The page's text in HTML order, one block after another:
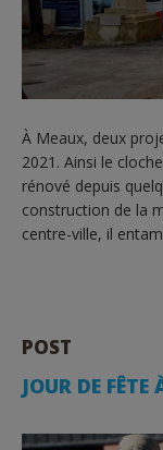
À Meaux, deux
2021. Ainsi le
rénové depuis
construction de la
centre-ville, il
POST
JOUR DE